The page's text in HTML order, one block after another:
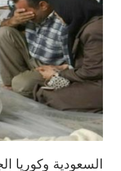
السعودية وكوريا